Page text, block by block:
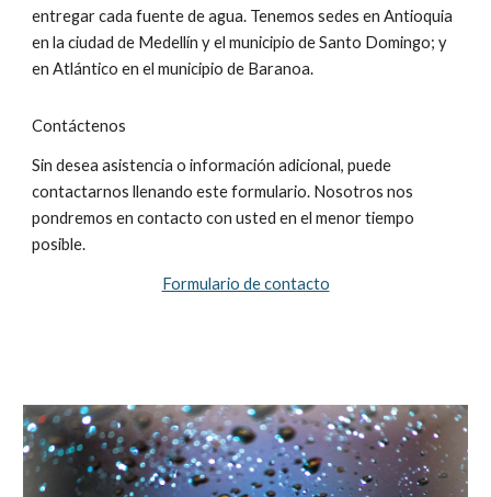
entregar cada fuente de agua. Tenemos sedes en Antioquia
en la ciudad de Medellín y el municipio de Santo Domingo; y
en Atlántico en el municipio de Baranoa.
Contáctenos
Sin desea asistencia o información adicional, puede
contactarnos llenando este formulario. Nosotros nos
pondremos en contacto con usted en el menor tiempo
posible.
Formulario de contacto